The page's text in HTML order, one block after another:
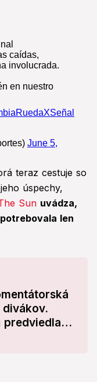
teraz cestuje so
úspechy,
Sun uvádza,
len
predviedla